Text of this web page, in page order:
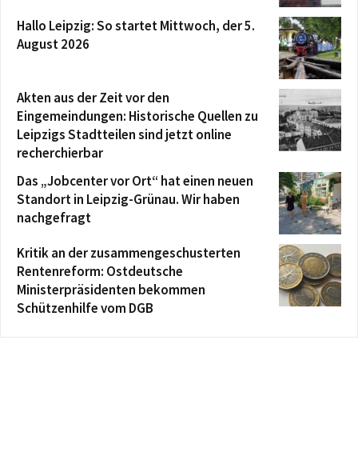
Hallo Leipzig: So startet Mittwoch, der 5.
August 2026
Akten aus der Zeit vor den
Eingemeindungen: Historische Quellen zu
Leipzigs Stadtteilen sind jetzt online
recherchierbar
Das „Jobcenter vor Ort“ hat einen neuen
Standort in Leipzig-Grünau. Wir haben
nachgefragt
Kritik an der zusammengeschusterten
Rentenreform: Ostdeutsche
Ministerpräsidenten bekommen
Schützenhilfe vom DGB